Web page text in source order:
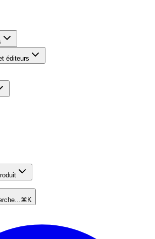
éditeurs
⌘K